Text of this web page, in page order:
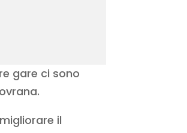
gare ci sono
il